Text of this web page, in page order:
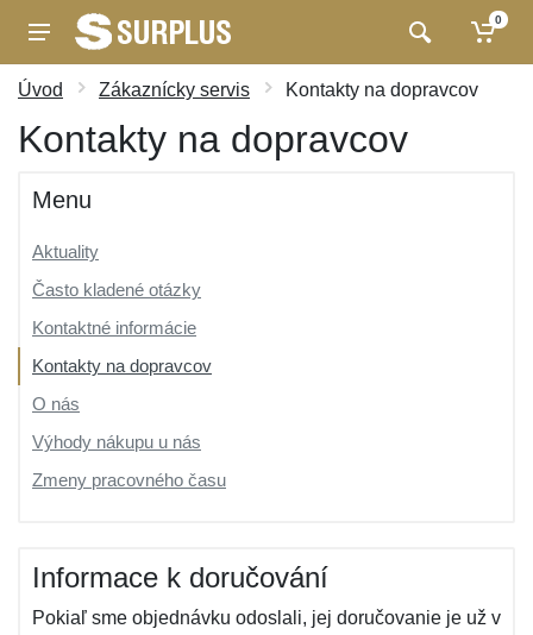
0
Úvod Zákaznícky servis Kontakty na dopravcov
Kontakty na dopravcov
Menu
Aktuality
Často kladené otázky
Kontaktné informácie
Kontakty na dopravcov
O nás
Výhody nákupu u nás
Zmeny pracovného času
Informace k doručování
Pokiaľ sme objednávku odoslali, jej doručovanie je už v